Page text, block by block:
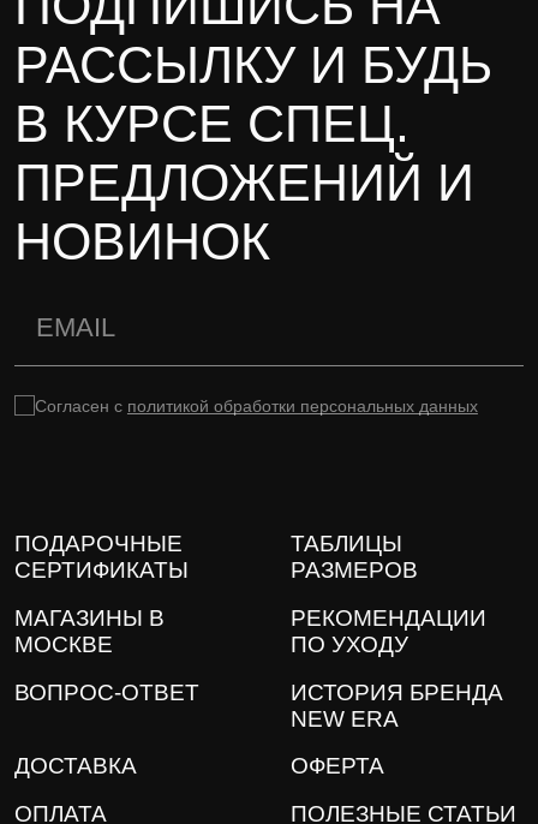
РАССЫЛКУ И БУДЬ
В КУРСЕ СПЕЦ.
ПРЕДЛОЖЕНИЙ И
НОВИНОК
Согласен с политикой обработки персональных данных
ПОДАРОЧНЫЕ
СЕРТИФИКАТЫ
ТАБЛИЦЫ
РАЗМЕРОВ
МАГАЗИНЫ В
МОСКВЕ
РЕКОМЕНДАЦИИ
ПО УХОДУ
ВОПРОС-ОТВЕТ
ИСТОРИЯ БРЕНДА
NEW ERA
ДОСТАВКА
ОФЕРТА
ОПЛАТА
ПОЛЕЗНЫЕ СТАТЬИ